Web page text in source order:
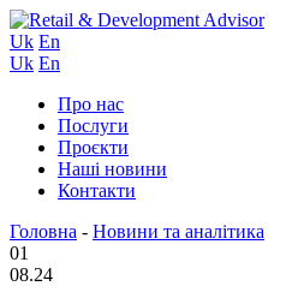
Uk En
Uk En
Про нас
Послуги
Проєкти
Наші новини
Контакти
Головна - Новини та аналітика
01
08.24